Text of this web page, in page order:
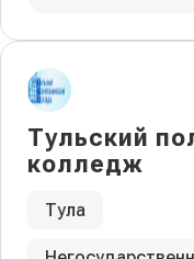
Тульский
колледж
Тула